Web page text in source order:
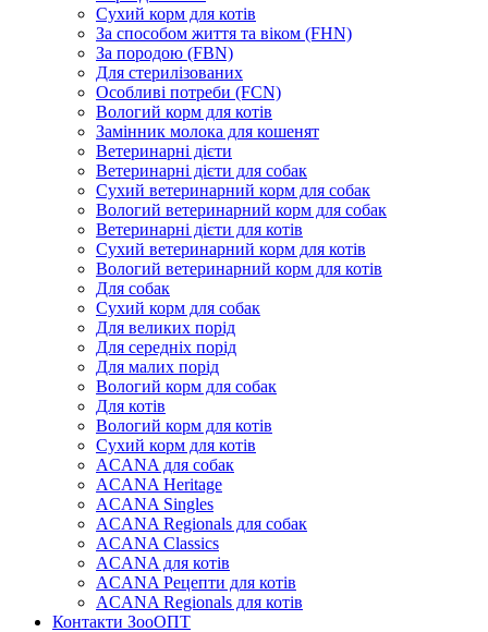
Сухий корм для котів
За способом життя та віком (FHN)
За породою (FBN)
Для стерилізованих
Особливі потреби (FCN)
Вологий корм для котів
Замінник молока для кошенят
Ветеринарні дієти
Ветеринарні дієти для собак
Сухий ветеринарний корм для собак
Вологий ветеринарний корм для собак
Ветеринарні дієти для котів
Сухий ветеринарний корм для котів
Вологий ветеринарний корм для котів
Для собак
Сухий корм для собак
Для великих порід
Для середніх порід
Для малих порід
Вологий корм для собак
Для котів
Вологий корм для котів
Сухий корм для котів
ACANA для собак
ACANA Heritage
ACANA Singles
ACANA Regionals для собак
ACANA Classics
ACANA для котів
ACANA Рецепти для котів
ACANA Regionals для котів
Контакти ЗооОПТ